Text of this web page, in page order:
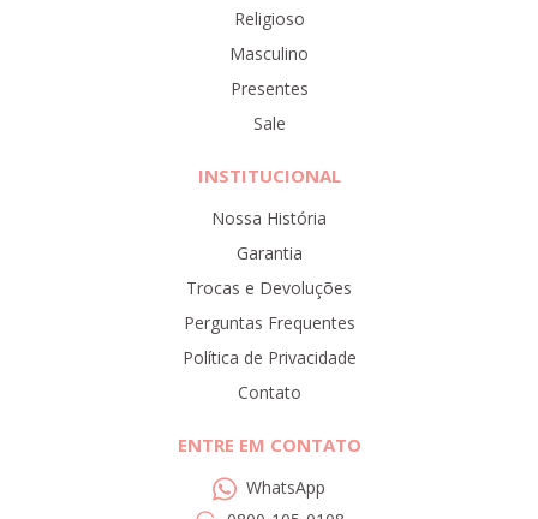
Religioso
Masculino
Presentes
Sale
INSTITUCIONAL
Nossa História
Garantia
Trocas e Devoluções
Perguntas Frequentes
Política de Privacidade
Contato
ENTRE EM CONTATO
WhatsApp